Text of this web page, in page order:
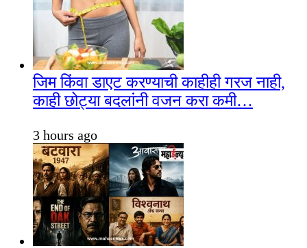
जिम किंवा डाएट करण्याची काहीही गरज नाही,
काही छोट्या बदलांनी वजन करा कमी…
3 hours ago